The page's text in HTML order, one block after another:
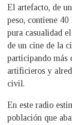
El artefacto, de
peso, contiene
pura casualidad
de un cine de la
participando más
artificieros y
civil.
En este radio
población que